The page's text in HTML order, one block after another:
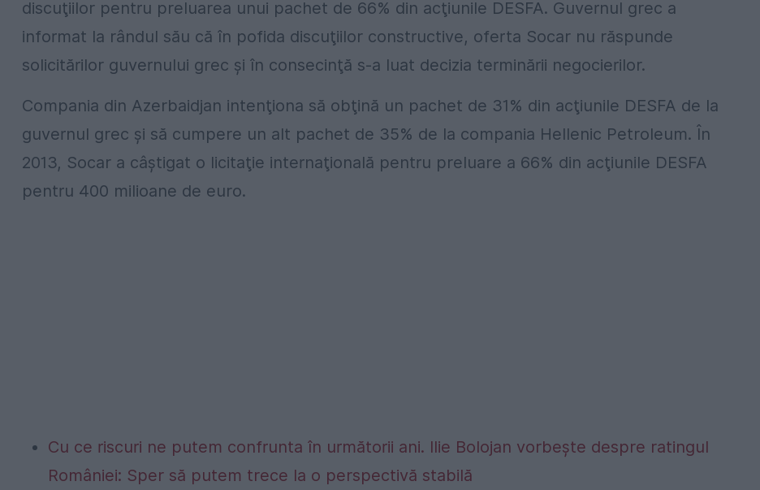
discuţiilor pentru preluarea unui pachet de 66% din acţiunile DESFA. Guvernul grec a
informat la rândul său că în pofida discuţiilor constructive, oferta Socar nu răspunde
solicitărilor guvernului grec şi în consecinţă s-a luat decizia terminării negocierilor.
Compania din Azerbaidjan intenţiona să obţină un pachet de 31% din acţiunile DESFA de la
guvernul grec şi să cumpere un alt pachet de 35% de la compania Hellenic Petroleum. În
2013, Socar a câştigat o licitaţie internaţională pentru preluare a 66% din acţiunile DESFA
pentru 400 milioane de euro.
Cu ce riscuri ne putem confrunta în următorii ani. Ilie Bolojan vorbește despre ratingul
României: Sper să putem trece la o perspectivă stabilă